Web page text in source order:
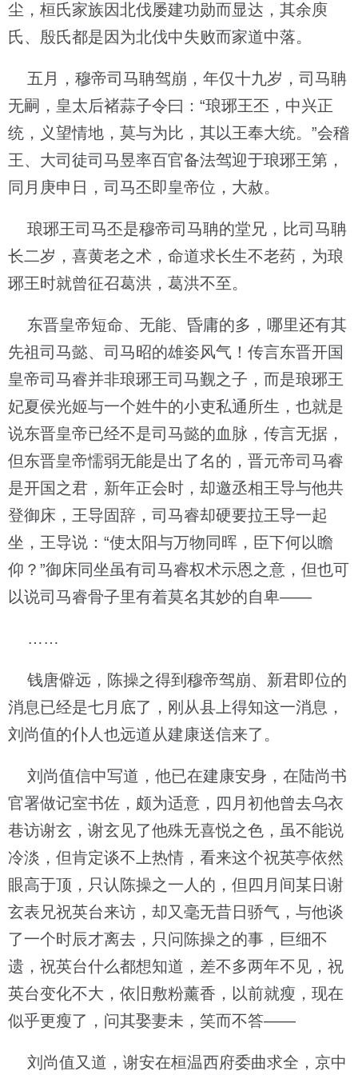
尘，桓氏家族因北伐屡建功勋而显达，其余庾
氏、殷氏都是因为北伐中失败而家道中落。
五月，穆帝司马聃驾崩，年仅十九岁，司马聃
无嗣，皇太后褚蒜子令曰：“琅琊王丕，中兴正
统，义望情地，莫与为比，其以王奉大统。”会稽
王、大司徒司马昱率百官备法驾迎于琅琊王第，
同月庚申日，司马丕即皇帝位，大赦。
琅琊王司马丕是穆帝司马聃的堂兄，比司马聃
长二岁，喜黄老之术，命道求长生不老药，为琅
琊王时就曾征召葛洪，葛洪不至。
东晋皇帝短命、无能、昏庸的多，哪里还有其
先祖司马懿、司马昭的雄姿风气！传言东晋开国
皇帝司马睿并非琅琊王司马觐之子，而是琅琊王
妃夏侯光姬与一个姓牛的小吏私通所生，也就是
说东晋皇帝已经不是司马懿的血脉，传言无据，
但东晋皇帝懦弱无能是出了名的，晋元帝司马睿
是开国之君，新年正会时，却邀丞相王导与他共
登御床，王导固辞，司马睿却硬要拉王导一起
坐，王导说：“使太阳与万物同晖，臣下何以瞻
仰？”御床同坐虽有司马睿权术示恩之意，但也可
以说司马睿骨子里有着莫名其妙的自卑——
……
钱唐僻远，陈操之得到穆帝驾崩、新君即位的
消息已经是七月底了，刚从县上得知这一消息，
刘尚值的仆人也远道从建康送信来了。
刘尚值信中写道，他已在建康安身，在陆尚书
官署做记室书佐，颇为适意，四月初他曾去乌衣
巷访谢玄，谢玄见了他殊无喜悦之色，虽不能说
冷淡，但肯定谈不上热情，看来这个祝英亭依然
眼高于顶，只认陈操之一人的，但四月间某日谢
玄表兄祝英台来访，却又毫无昔日骄气，与他谈
了一个时辰才离去，只问陈操之的事，巨细不
遗，祝英台什么都想知道，差不多两年不见，祝
英台变化不大，依旧敷粉薰香，以前就瘦，现在
似乎更瘦了，问其娶妻未，笑而不答——
刘尚值又道，谢安在桓温西府委曲求全，京中